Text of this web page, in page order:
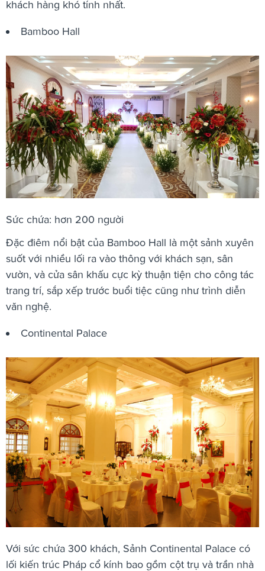
khách hàng khó tính nhất.
Bamboo Hall
Sức chứa: hơn 200 người
Đặc điêm nổi bật của Bamboo Hall là một sảnh xuyên
suốt với nhiều lối ra vào thông với khách sạn, sân
vườn, và cửa sân khấu cực kỳ thuận tiện cho công tác
trang trí, sắp xếp trước buổi tiệc cũng như trình diễn
văn nghệ.
Continental Palace
Với sức chứa 300 khách, Sảnh Continental Palace có
lối kiến trúc Pháp cổ kính bao gồm cột trụ và trần nhà